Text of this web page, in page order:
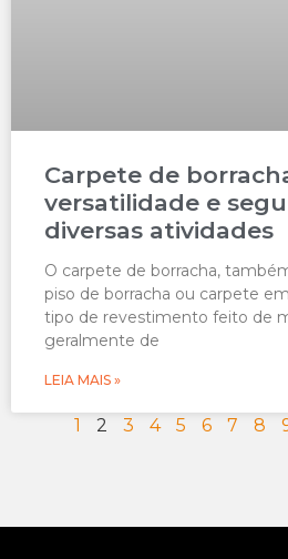
Carpete de
versatilidade e
diversas atividades
O carpete de borracha,
piso de borracha ou carpete
tipo de revestimento feito de
geralmente de
LEIA MAIS »
1 2 3 4 5 6 7 8